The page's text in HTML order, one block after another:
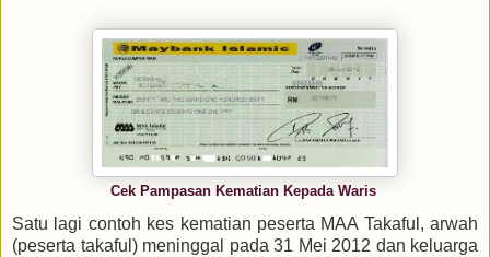
Cek Pampasan Kematian Kepada Waris
Satu lagi contoh kes kematian peserta MAA Takaful, arwah
(peserta takaful) meninggal pada 31 Mei 2012 dan keluarga